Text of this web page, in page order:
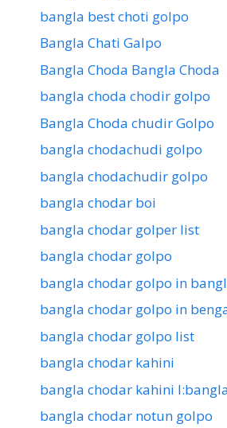
bangla best choti golpo
Bangla Chati Galpo
Bangla Choda Bangla Choda
bangla choda chodir golpo
Bangla Choda chudir Golpo
bangla chodachudi golpo
bangla chodachudir golpo
bangla chodar boi
bangla chodar golper list
bangla chodar golpo
bangla chodar golpo in
bangla chodar golpo in
bangla chodar golpo list
bangla chodar kahini
bangla chodar kahini
bangla chodar notun golpo